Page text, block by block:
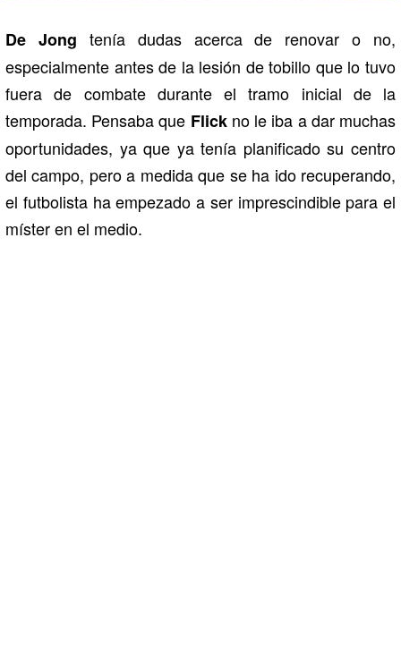
De Jong tenía dudas acerca de renovar o no,
especialmente antes de la lesión de tobillo que lo tuvo
fuera de combate durante el tramo inicial de la
temporada. Pensaba que Flick no le iba a dar muchas
oportunidades, ya que ya tenía planificado su centro
del campo, pero a medida que se ha ido recuperando,
el futbolista ha empezado a ser imprescindible para el
míster en el medio.